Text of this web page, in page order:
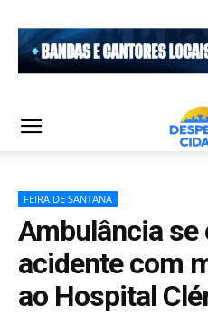
FEIRA DE SANTANA
Ambulância se
acidente com
ao Hospital